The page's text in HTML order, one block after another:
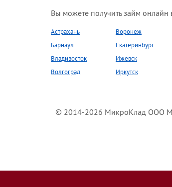
Вы можете получить займ
Астрахань
Барнаул
Владивосток
Волгоград
Воронеж
Екатеринбург
Ижевск
Иркутск
© 2014-2026 МикроКлад ООО